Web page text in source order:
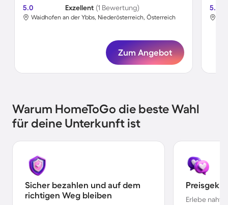
5.0 Exzellent (1 Bewertung)
Waidhofen an der Ybbs, Niederösterreich, Österreich
Zum Angebot
5.0
Warum HomeToGo die beste Wahl
für deine Unterkunft ist
Sicher bezahlen und auf dem
richtigen Weg bleiben
Erlebe